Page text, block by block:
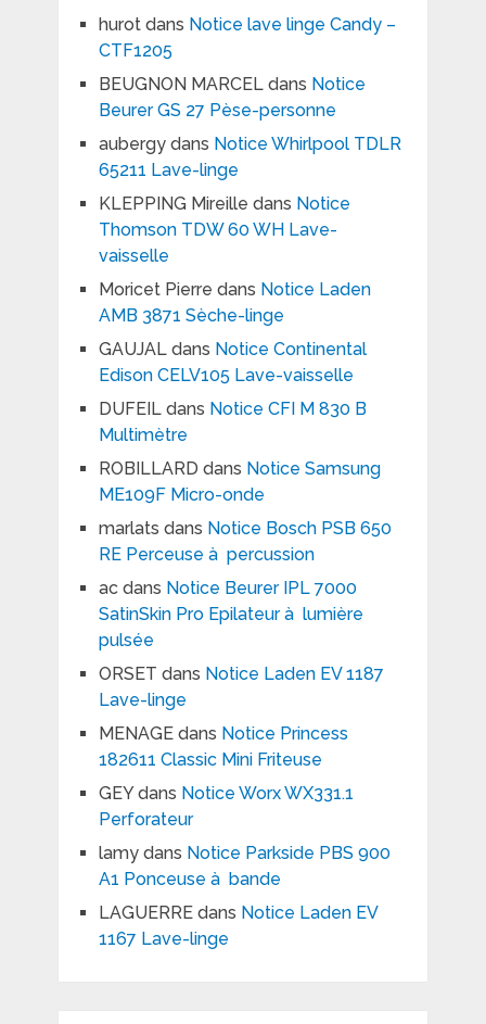
hurotdans Notice lave linge Candy –
CTF1205
BEUGNON MARCELdans Notice
Beurer GS 27 Pèse-personne
aubergydans Notice Whirlpool TDLR
65211 Lave-linge
KLEPPING Mireille dans Notice
Thomson TDW 60 WH Lave-
vaisselle
Moricet Pierre dans Notice Laden
AMB 3871 Sèche-linge
GAUJALdans Notice Continental
Edison CELV105 Lave-vaisselle
DUFEILdans Notice CFI M 830 B
Multimètre
ROBILLARD dans Notice Samsung
ME109F Micro-onde
marlats dans Notice Bosch PSB 650
RE Perceuse à percussion
acdans Notice Beurer IPL 7000
SatinSkin Pro Epilateur à lumière
pulsée
ORSET dans Notice Laden EV 1187
Lave-linge
MENAGEdans Notice Princess
182611 Classic Mini Friteuse
GEYdans Notice Worx WX331.1
Perforateur
lamydans Notice Parkside PBS 900
A1 Ponceuse à bande
LAGUERREdans Notice Laden EV
1167 Lave-linge